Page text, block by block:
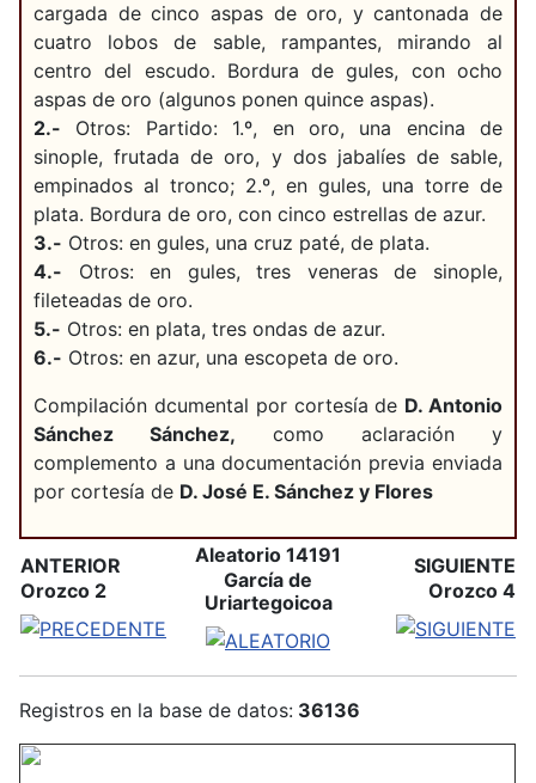
cargada de cinco aspas de oro, y cantonada de
cuatro lobos de sable, rampantes, mirando al
centro del escudo. Bordura de gules, con ocho
aspas de oro (algunos ponen quince aspas).
2.- Otros: Partido: 1.º, en oro, una encina de
sinople, frutada de oro, y dos jabalíes de sable,
empinados al tronco; 2.º, en gules, una torre de
plata. Bordura de oro, con cinco estrellas de azur.
3.- Otros: en gules, una cruz paté, de plata.
4.- Otros: en gules, tres veneras de sinople,
fileteadas de oro.
5.- Otros: en plata, tres ondas de azur.
6.- Otros: en azur, una escopeta de oro.
Compilación dcumental por cortesía de D. Antonio
Sánchez Sánchez, como aclaración y
complemento a una documentación previa enviada
por cortesía de D. José E. Sánchez y Flores
ANTERIOR
Orozco 2
Aleatorio 14191
García de
Uriartegoicoa
SIGUIENTE
Orozco 4
Registros en la base de datos: 36136